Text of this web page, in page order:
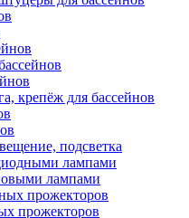
крепёж для бассейнов
подсветка
лампами
лампами
прожекторов
прожекторов